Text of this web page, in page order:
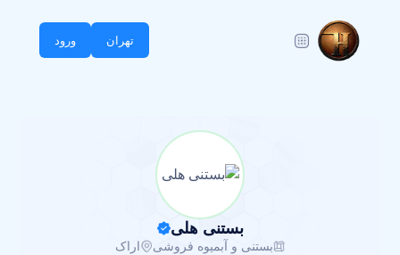
تهران ورود
بستنی هلی
بستنی و آبمیوه فروشی اراک